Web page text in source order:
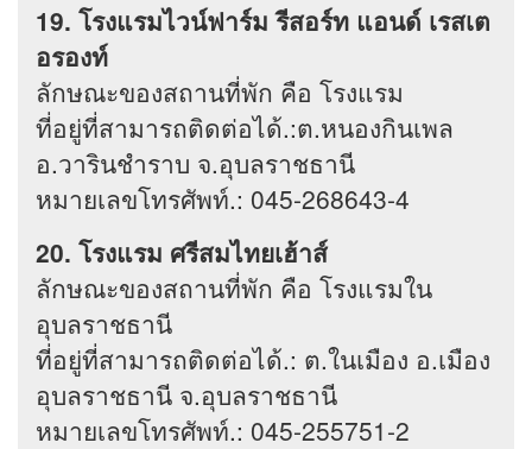
19. โรงแรมไวน์ฟาร์ม รีสอร์ท แอนด์ เรสเต
อรองท์
ลักษณะของสถานที่พัก คือ โรงแรม
ที่อยู่ที่สามารถติดต่อได้.:ต.หนองกินเพล
อ.วารินชำราบ จ.อุบลราชธานี
หมายเลขโทรศัพท์.: 045-268643-4
20. โรงแรม ศรีสมไทยเฮ้าส์
ลักษณะของสถานที่พัก คือ โรงแรมใน
อุบลราชธานี
ที่อยู่ที่สามารถติดต่อได้.: ต.ในเมือง อ.เมือง
อุบลราชธานี จ.อุบลราชธานี
หมายเลขโทรศัพท์.: 045-255751-2